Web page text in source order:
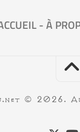
-À
© 2026. All